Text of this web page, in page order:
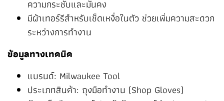
ความกระชับและมั่นคง
มีผ้าเทอร์รีสำหรับเช็ดเหงื่อในตัว ช่วยเพิ่มความสะดวก
ระหว่างการทำงาน
ข้อมูลทางเทคนิค
แบรนด์: Milwaukee Tool
ประเภทสินค้า: ถุงมือทำงาน (Shop Gloves)